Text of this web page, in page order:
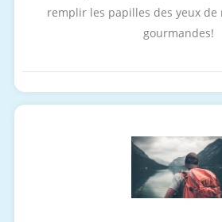
remplir les papilles des yeux
gourmandes!